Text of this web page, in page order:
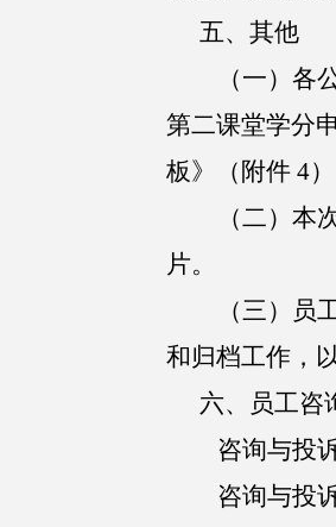
五、其他
（一） 各
第二课堂学分
板》（附件 4
（二） 本
片。
（三）
员
和归档工作，
六、员工咨
咨询与投
咨询与投